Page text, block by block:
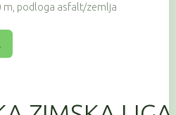
m, podloga asfalt/zemlja